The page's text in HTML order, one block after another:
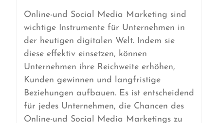
Online-und Social Media Marketing sind
wichtige Instrumente für Unternehmen in
der heutigen digitalen Welt. Indem sie
diese effektiv einsetzen, können
Unternehmen ihre Reichweite erhöhen,
Kunden gewinnen und langfristige
Beziehungen aufbauen. Es ist entscheidend
für jedes Unternehmen, die Chancen des
Online-und Social Media Marketings zu